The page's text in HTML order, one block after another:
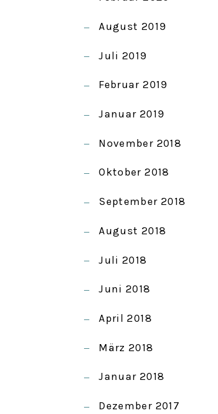
August 2019
Juli 2019
Februar 2019
Januar 2019
November 2018
Oktober 2018
September 2018
August 2018
Juli 2018
Juni 2018
April 2018
März 2018
Januar 2018
Dezember 2017